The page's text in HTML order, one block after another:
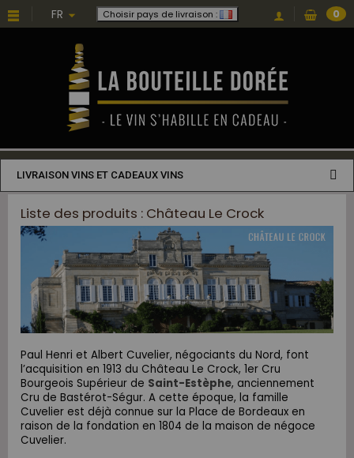
FR Choisir pays de livraison : 0
LIVRAISON VINS ET CADEAUX VINS
Liste des produits : Château Le Crock
Paul Henri et Albert Cuvelier, négociants du Nord, font
l’acquisition en 1913 du Château Le Crock, 1er Cru
Bourgeois Supérieur de Saint-Estèphe, anciennement
Cru de Bastérot-Ségur. A cette époque, la famille
Cuvelier est déjà connue sur la Place de Bordeaux en
raison de la fondation en 1804 de la maison de négoce
Cuvelier.